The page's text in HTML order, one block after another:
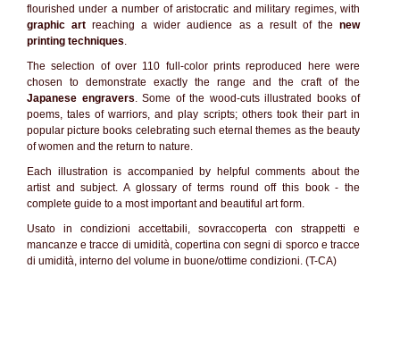
flourished under a number of aristocratic and military regimes, with
graphic art reaching a wider audience as a result of thenew
printing techniques.
The selection of over 110 full-color prints reproduced here were
chosen to demonstrate exactly the range and the craft of the
Japanese engravers. Some of the wood-cuts illustrated books of
poems, tales of warriors, and play scripts; others took their part in
popular picture books celebrating such eternal themes as the beauty
of women and the return to nature.
Each illustration is accompanied by helpful comments about the
artist and subject. A glossary of terms round off this book - the
complete guide to a most important and beautiful art form.
Usato in condizioni accettabili, sovraccoperta con strappetti e
mancanze e tracce di umidità, copertina con segni di sporco e tracce
di umidità, interno del volume in buone/ottime condizioni. (T-CA)